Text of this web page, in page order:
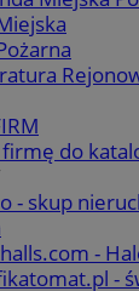
do
- skup
-
-